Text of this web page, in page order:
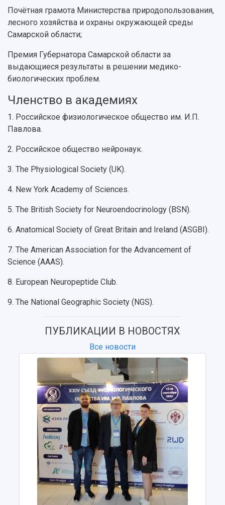
Ректорат
Кадровый резерв
Персоналии
Сотрудники и преподаватели
Заслуженные деятели
Структура университета
Институты и факультеты
Кафедры
Отделы и службы
Общественные организации
Инжиниринговый центр
Архив
Фирменный стиль
Устойчивое развитие
Кампус
Музеи
Центр истории авиационных двигателей
Ботанический сад
Умный дом бабочек
Международный межвузовский кампус
Сведения об образовательной организации
Официальные документы
Газета "Полет"
Газета "Самарский университет"
Мультимедиа
Просветительский проект "Одержимы
Дополнительное образование
Институты и факультеты
Профессорско-преподавательский состав
Расписание занятий
Стипендии
Тестирование иностранных граждан на
знание русского языка, истории России и
основ законодательства РФ
Платные образовательные услуги
Библиотека
Видеолекции
Противодействие COVID-19
Научные проекты и темы
Аспирантура и докторантура
Справочные материалы
Научная инфраструктура
Структурная схема управления научно-
исследовательской деятельностью
Материальная база
Организационные документы
Результаты научно-исследовательской
деятельности
Конкурсы научных проектов и грантов
Отчеты о научно-исследовательской
деятельности
Журналы Самарского университета
Патенты
Отчеты о проведенных конференциях
Почётная грамота Министерства природопользования,
лесного хозяйства и охраны окружающей среды
Самарской области;
Премия Губернатора Самарской области за
выдающиеся результаты в решении медико-
биологических проблем.
Членство в академиях
1. Российское физиологическое общество им. И.П.
Павлова.
2. Российское общество нейронаук.
3. The Physiological Society (UK).
4. New York Academy of Sciences.
5. The British Society for Neuroendocrinology (BSN).
6. Anatomical Society of Great Britain and Ireland (ASGBI).
7. The American Association for the Advancement of
Science (AAAS).
8. European Neuropeptide Club.
9. The National Geographic Society (NGS).
ПУБЛИКАЦИИ В НОВОСТЯХ
Все новости